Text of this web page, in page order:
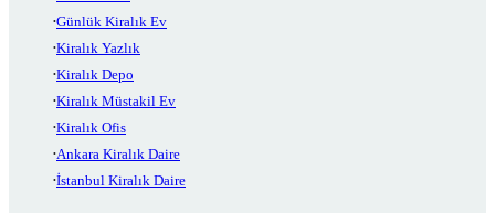
Günlük Kiralık Ev
Kiralık Yazlık
Kiralık Depo
Kiralık Müstakil Ev
Kiralık Ofis
Ankara Kiralık Daire
İstanbul Kiralık Daire